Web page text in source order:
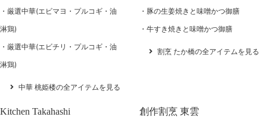
厳選中華(エビマヨ・プルコギ・油
淋鶏)
厳選中華(エビチリ・プルコギ・油
淋鶏)
中華 桃姫楼の全アイテムを見る
豚の生姜焼きと味噌かつ御膳
牛すき焼きと味噌かつ御膳
割烹 たか橋の全アイテムを見る
Kitchen Takahashi 創作割烹 東雲